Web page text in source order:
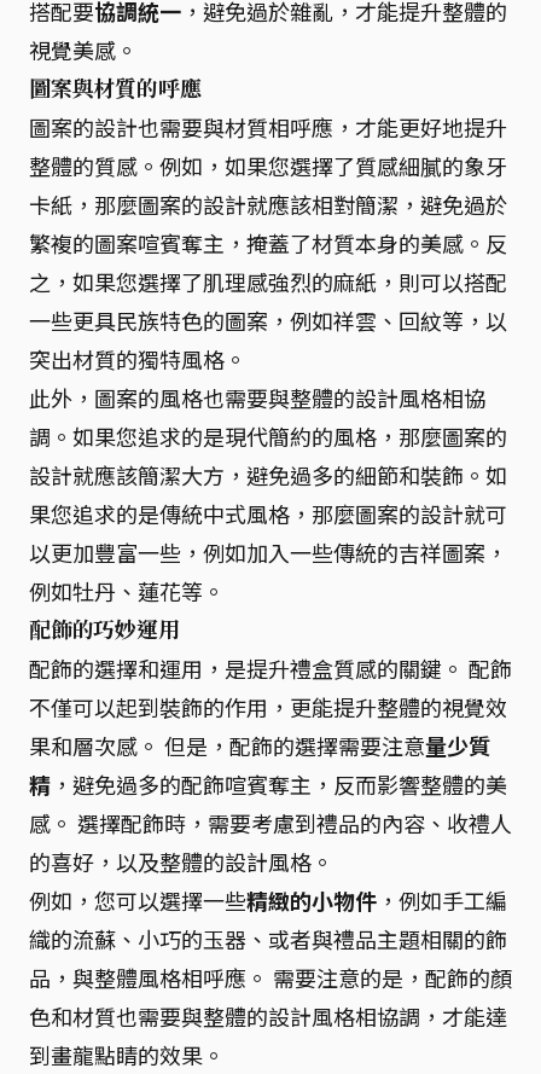
搭配要協調統一 ，避免過於雜亂，才能提升整體的
視覺美感。
圖案與材質的呼應
圖案的設計也需要與材質相呼應，才能更好地提升
整體的質感。例如，如果您選擇了質感細膩的象牙
卡紙，那麼圖案的設計就應該相對簡潔，避免過於
繁複的圖案喧賓奪主，掩蓋了材質本身的美感。反
之，如果您選擇了肌理感強烈的麻紙，則可以搭配
一些更具民族特色的圖案，例如祥雲、回紋等，以
突出材質的獨特風格。
此外，圖案的風格也需要與整體的設計風格相協
調。如果您追求的是現代簡約的風格，那麼圖案的
設計就應該簡潔大方，避免過多的細節和裝飾。如
果您追求的是傳統中式風格，那麼圖案的設計就可
以更加豐富一些，例如加入一些傳統的吉祥圖案，
例如牡丹、蓮花等。
配飾的巧妙運用
配飾的選擇和運用，是提升禮盒質感的關鍵。 配飾
不僅可以起到裝飾的作用，更能提升整體的視覺效
果和層次感。 但是，配飾的選擇需要注意量少質
精 ，避免過多的配飾喧賓奪主，反而影響整體的美
感。 選擇配飾時，需要考慮到禮品的內容、收禮人
的喜好，以及整體的設計風格。
例如，您可以選擇一些精緻的小物件 ，例如手工編
織的流蘇、小巧的玉器、或者與禮品主題相關的飾
品，與整體風格相呼應。 需要注意的是，配飾的顏
色和材質也需要與整體的設計風格相協調，才能達
到畫龍點睛的效果。